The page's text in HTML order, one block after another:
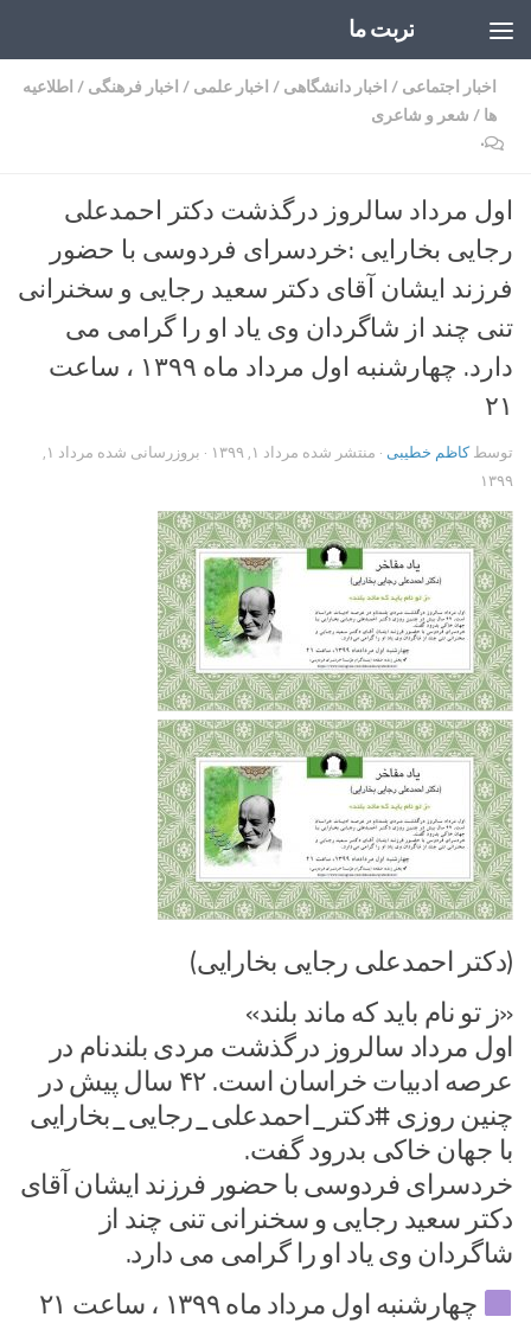
تربت ما
اخبار اجتماعی / اخبار دانشگاهی / اخبار علمی / اخبار فرهنگی / اطلاعیه
ها / شعر و شاعری
۰
اول مرداد سالروز درگذشت دکتر احمدعلی
رجایی بخارایی :خردسرای فردوسی با حضور
فرزند ایشان آقای دکتر سعید رجایی و سخنرانی
تنی چند از شاگردان وی یاد او را گرامی می
دارد. چهارشنبه اول مرداد ماه ۱۳۹۹ ، ساعت
۲۱
توسطکاظم خطیبی · منتشر شده مرداد ۱, ۱۳۹۹ · بروزرسانی شده
مرداد ۱,
۱۳۹۹
(دکتر احمدعلی رجایی بخارایی)
«ز تو نام باید که ماند بلند»
اول مرداد سالروز درگذشت مردی بلندنام در
عرصه ادبیات خراسان است. ۴۲ سال پیش در
چنین روزی #دکتر_احمدعلی_رجایی_بخارایی
با جهان خاکی بدرود گفت.
خردسرای فردوسی با حضور فرزند ایشان آقای
دکتر سعید رجایی و سخنرانی تنی چند از
شاگردان وی یاد او را گرامی می دارد.
چهارشنبه اول مرداد ماه ۱۳۹۹ ، ساعت ۲۱